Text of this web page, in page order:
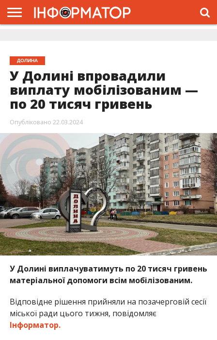
ДОЛИНА
У Долині впровадили
виплату мобілізованим —
по 20 тисяч гривень
Опубліковано 22.03.2024
У Долині виплачуватимуть по 20 тисяч гривень
матеріальної допомоги всім мобілізованим.
Відповідне рішення прийняли на позачерговій сесії
міської ради цього тижня, повідомляє
Інформатор.